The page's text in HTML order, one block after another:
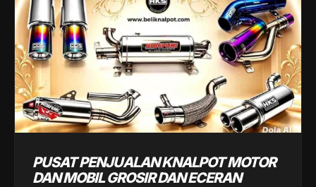
PUSAT PENJUALAN KNALPOT MOTOR
DAN MOBIL GROSIR DAN ECERAN